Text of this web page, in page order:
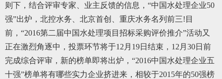
则下，结合评审专家、业主反馈的信息，“中国水处理企业50
强”出炉，北控水务、北京首创、重庆水务名列前三!目
前，“2016第二届中国水处理项目招标采购评价推介”活动又
正在激烈角逐中，投票环节将于12月19日结束，12月30日前
完成综合评审，新的榜单即将出炉，“2016中国水处理企业五
十强”榜单将有哪些实力企业挤进来，相较于2015年的50强榜